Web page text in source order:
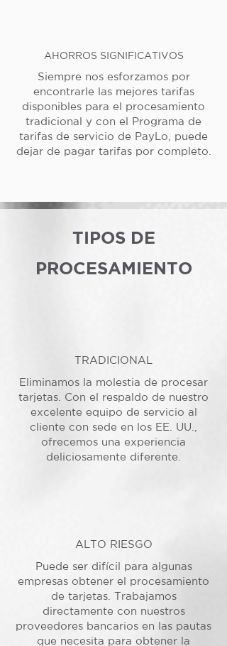
AHORROS SIGNIFICATIVOS
Siempre nos esforzamos por
encontrarle las mejores tarifas
disponibles para el procesamiento
tradicional y con el Programa de
tarifas de servicio de PayLo, puede
dejar de pagar tarifas por completo.
TIPOS DE
PROCESAMIENTO
TRADICIONAL
Eliminamos la molestia de procesar
tarjetas. Con el respaldo de nuestro
excelente equipo de servicio al
cliente con sede en los EE. UU.,
ofrecemos una experiencia
deliciosamente diferente.
ALTO RIESGO
Puede ser difícil para algunas
empresas obtener el procesamiento
de tarjetas. Trabajamos
directamente con nuestros
proveedores bancarios en las pautas
que necesita para obtener la